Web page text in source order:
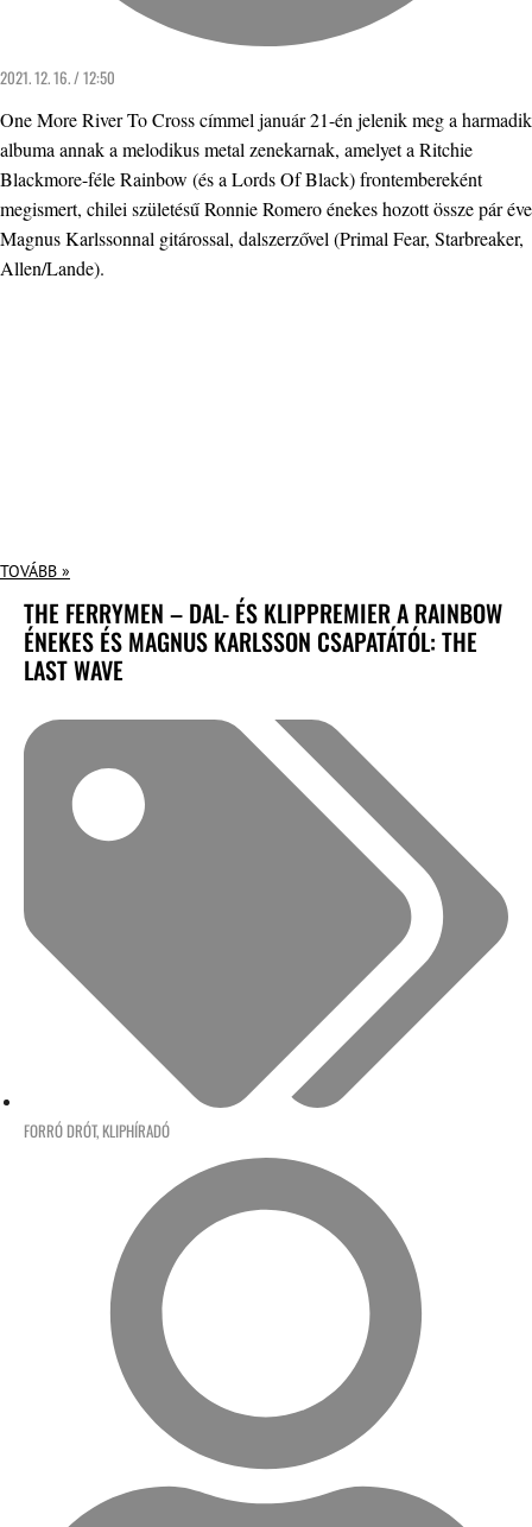
2021. 12. 16. / 12:50
One More River To Cross címmel január 21-én jelenik meg a harmadik
albuma annak a melodikus metal zenekarnak, amelyet a Ritchie
Blackmore-féle Rainbow (és a Lords Of Black) frontembereként
megismert, chilei születésű Ronnie Romero énekes hozott össze pár éve
Magnus Karlssonnal gitárossal, dalszerzővel (Primal Fear, Starbreaker,
Allen/Lande).
TOVÁBB »
THE FERRYMEN – DAL- ÉS KLIPPREMIER A RAINBOW
ÉNEKES ÉS MAGNUS KARLSSON CSAPATÁTÓL: THE
LAST WAVE
FORRÓ DRÓT, KLIPHÍRADÓ